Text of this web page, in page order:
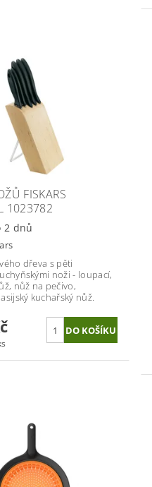
FISKARS
1023782
2 dnů
dřeva s pěti
noži - loupací,
nůž na pečivo,
kuchařský nůž.